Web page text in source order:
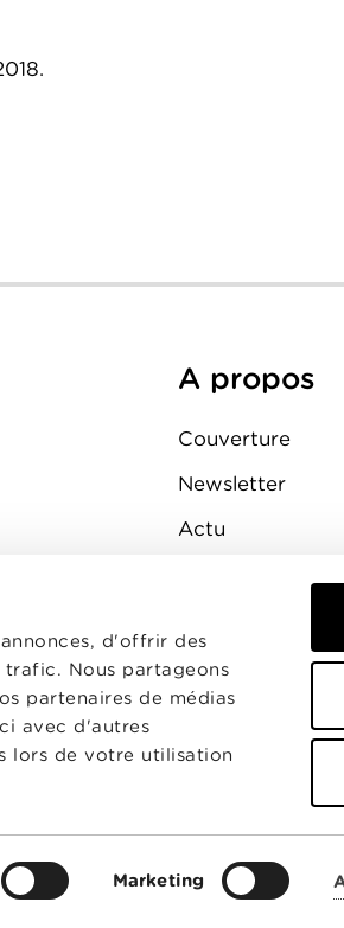
d'offrir des
Nous partageons
partenaires de médias
avec d'autres
lors de votre utilisation
Marketing
A propos
Couverture
Newsletter
Actu